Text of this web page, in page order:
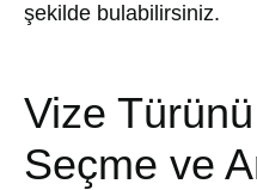
şekilde bulabilirsiniz.
Vize
Seçme ve